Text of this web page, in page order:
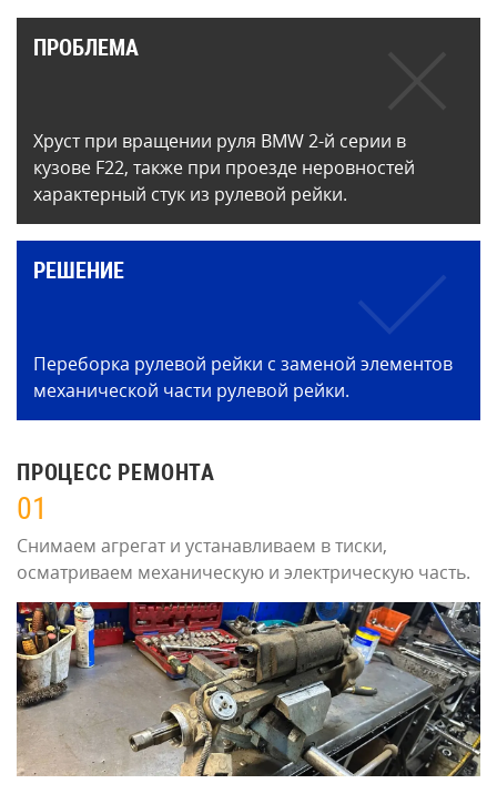
ПРОБЛЕМА
Хруст при вращении руля BMW 2-й серии в
кузове F22, также при проезде неровностей
характерный стук из рулевой рейки.
РЕШЕНИЕ
Переборка рулевой рейки с заменой элементов
механической части рулевой рейки.
ПРОЦЕСС РЕМОНТА
01
Снимаем агрегат и устанавливаем в тиски,
осматриваем механическую и электрическую часть.